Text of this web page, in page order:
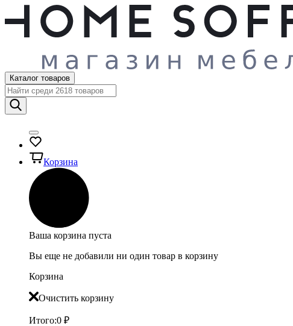
Каталог товаров
Корзина
Ваша корзина пуста
Вы еще не добавили ни один товар в корзину
Корзина
Очистить корзину
Итого:0 ₽